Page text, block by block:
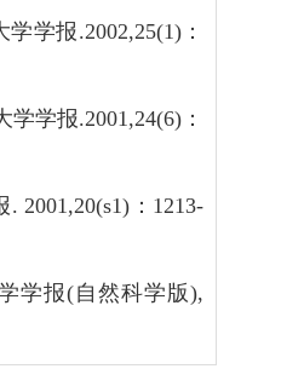
学报.2002,25(1)：
学报.2001,24(6)：
2001,20(s1)：1213-
学报(自然科学版),